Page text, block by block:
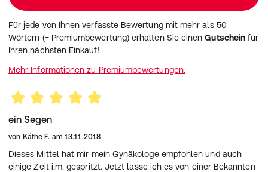
Für jede von Ihnen verfasste Bewertung mit mehr als 50
Wörtern (= Premiumbewertung) erhalten Sie einenGutschein für
Ihren nächsten Einkauf!
Mehr Informationen zu Premiumbewertungen.
ein Segen
von Käthe F. am 13.11.2018
Dieses Mittel hat mir mein Gynäkologe empfohlen und auch
einige Zeit i.m. gespritzt. Jetzt lasse ich es von einer Bekannten